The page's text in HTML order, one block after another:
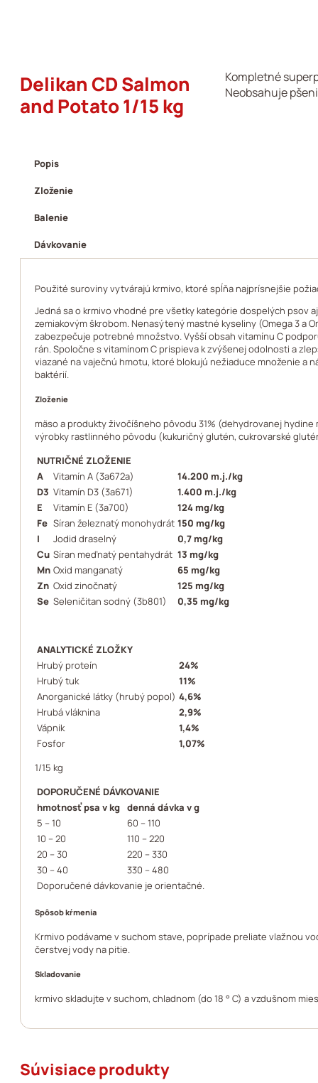
Delikan CD Salmon
and Potato 1/15 kg
Kompletné
Neobsahuje
Popis
Zloženie
Balenie
Dávkovanie
Použité suroviny vytvárajú krmivo, ktoré spĺňa najprísnejšie
Jedná sa o krmivo vhodné pre všetky kategórie dospelých psov
zemiakovým škrobom. Nenasýtený mastné kyseliny (Omega 3 a
zabezpečuje potrebné množstvo. Vyšší obsah vitamínu C
rán. Spoločne s vitamínom C prispieva k zvýšenej odolnosti a
viazané na vaječnú hmotu, ktoré blokujú nežiaduce množenie
baktérií.
Zloženie
mäso a produkty živočíšneho pôvodu 31% (dehydrovanej
výrobky rastlinného pôvodu (kukuričný glutén, cukrovarské
NUTRIČNÉ ZLOŽENIE
A
Vitamín A (3a672a)
14.200 m.j./kg
D3 Vitamín D3 (3a671)
1.400 m.j./kg
E
Vitamín E (3a700)
124 mg/kg
Fe Síran železnatý monohydrát 150 mg/kg
I
Jodid draselný
0,7 mg/kg
Cu Síran meďnatý pentahydrát 13 mg/kg
Mn Oxid manganatý
65 mg/kg
Zn Oxid zinočnatý
125 mg/kg
Se Seleničitan sodný (3b801) 0,35 mg/kg
ANALYTICKÉ ZLOŽKY
Hrubý proteín
24%
Hrubý tuk
11%
Anorganické látky (hrubý popol) 4,6%
Hrubá vláknina
2,9%
Vápnik
1,4%
Fosfor
1,07%
1/15 kg
DOPORUČENÉ DÁVKOVANIE
hmotnosť psa v kg denná dávka v g
5 – 10
60 – 110
10 – 20
110 – 220
20 – 30
220 – 330
30 – 40
330 – 480
Doporučené dávkovanie je orientačné.
Spôsob kŕmenia
Krmivo podávame v suchom stave, poprípade preliate vlažnou
čerstvej vody na pitie.
Skladovanie
krmivo skladujte v suchom, chladnom (do 18 ° C) a vzdušnom
Súvisiace produkty